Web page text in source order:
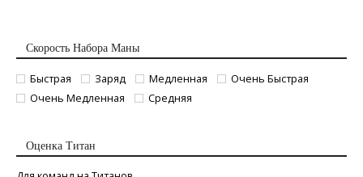
Скорость Набора Маны
Быстрая Заряд Медленная
Очень Быстрая
Очень Медленная
Средняя
Оценка Титан